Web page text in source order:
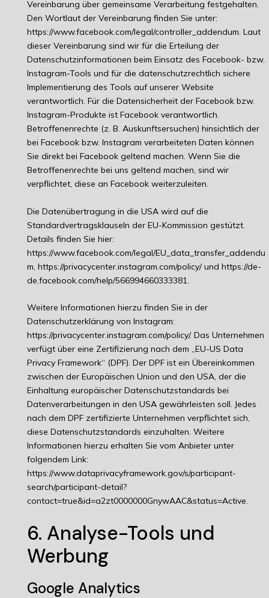
Vereinbarung über gemeinsame Verarbeitung festgehalten.
Den Wortlaut der Vereinbarung finden Sie unter:
https://www.facebook.com/legal/controller_addendum. Laut
dieser Vereinbarung sind wir für die Erteilung der
Datenschutzinformationen beim Einsatz des Facebook- bzw.
Instagram-Tools und für die datenschutzrechtlich sichere
Implementierung des Tools auf unserer Website
verantwortlich. Für die Datensicherheit der Facebook bzw.
Instagram-Produkte ist Facebook verantwortlich.
Betroffenenrechte (z. B. Auskunftsersuchen) hinsichtlich der
bei Facebook bzw. Instagram verarbeiteten Daten können
Sie direkt bei Facebook geltend machen. Wenn Sie die
Betroffenenrechte bei uns geltend machen, sind wir
verpflichtet, diese an Facebook weiterzuleiten.
Die Datenübertragung in die USA wird auf die
Standardvertragsklauseln der EU-Kommission gestützt.
Details finden Sie hier:
https://www.facebook.com/legal/EU_data_transfer_addendu
m, https://privacycenter.instagram.com/policy/und https://de-
de.facebook.com/help/566994660333381.
Weitere Informationen hierzu finden Sie in der
Datenschutzerklärung von Instagram:
https://privacycenter.instagram.com/policy/. Das Unternehmen
verfügt über eine Zertifizierung nach dem „EU-US Data
Privacy Framework“ (DPF). Der DPF ist ein Übereinkommen
zwischen der Europäischen Union und den USA, der die
Einhaltung europäischer Datenschutzstandards bei
Datenverarbeitungen in den USA gewährleisten soll. Jedes
nach dem DPF zertifizierte Unternehmen verpflichtet sich,
diese Datenschutzstandards einzuhalten. Weitere
Informationen hierzu erhalten Sie vom Anbieter unter
folgendem Link:
https://www.dataprivacyframework.gov/s/participant-
search/participant-detail?
contact=true&id=a2zt0000000GnywAAC&status=Active.
6. Analyse-Tools und
Werbung
Google Analytics